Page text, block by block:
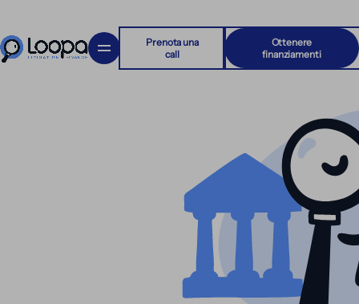
Prenota una
call
Ottenere
finanziamenti